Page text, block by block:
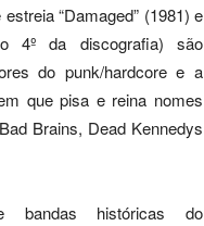
“Damaged” (1981) e
4º da discografia) são
do punk/hardcore e a
que pisa e reina nomes
Brains, Dead Kennedys
bandas históricas do